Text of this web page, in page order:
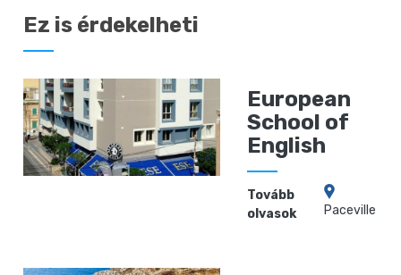
Ez is érdekelheti
European
School of
English
Tovább
olvasok
Paceville